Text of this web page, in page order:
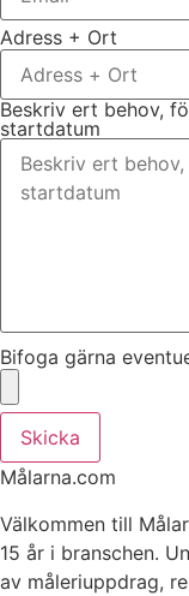
Adress + Ort
Beskriv ert behov,
startdatum
Bifoga gärna
Skicka
Målarna.com
Välkommen till
15 år i branschen.
av måleriuppdrag,